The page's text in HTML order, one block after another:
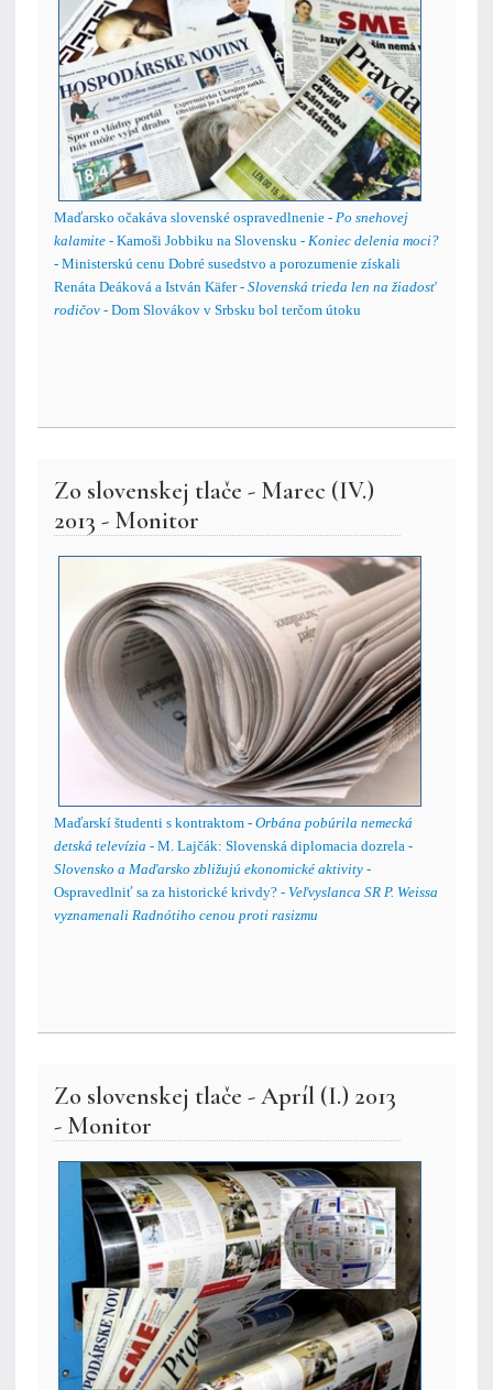
Maďarsko očakáva slovenské ospravedlnenie - Po snehovej
kalamite - Kamoši Jobbiku na Slovensku - Koniec delenia moci?
- Ministerskú cenu Dobré susedstvo a porozumenie získali
Renáta Deáková a István Käfer - Slovenská trieda len na žiadosť
rodičov - Dom Slovákov v Srbsku bol terčom útoku
Zo slovenskej tlače - Marec (IV.)
2013 - Monitor
Maďarskí študenti s kontraktom - Orbána pobúrila nemecká
detská televízia - M. Lajčák: Slovenská diplomacia dozrela -
Slovensko a Maďarsko zbližujú ekonomické aktivity -
Ospravedlniť sa za historické krivdy? - Veľvyslanca SR P. Weissa
vyznamenali Radnótiho cenou proti rasizmu
Zo slovenskej tlače - Apríl (I.) 2013
- Monitor